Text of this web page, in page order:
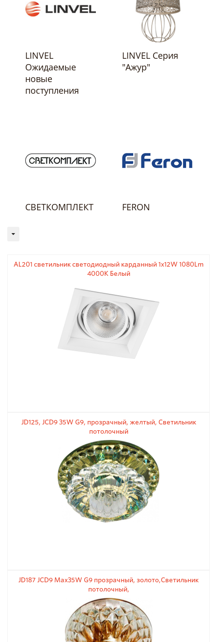
LINVEL
Ожидаемые
новые
поступления
LINVEL Серия
"Ажур"
СВЕТКОМПЛЕКТ FERON
AL201 светильник светодиодный карданный 1x12W 1080Lm
4000K Белый
JD125, JCD9 35W G9, прозрачный, желтый, Светильник
потолочный
JD187 JCD9 Max35W G9 прозрачный, золото,Светильник
потолочный,